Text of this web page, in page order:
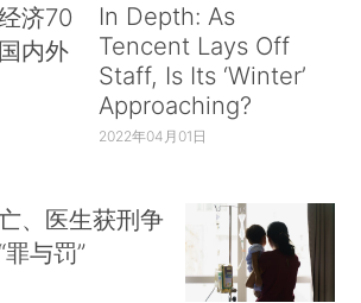
济70
内外
In Depth: As
Tencent Lays Off
Staff, Is Its ‘Winter’
Approaching?
2022年04月01日
、医生获刑争
与罚”